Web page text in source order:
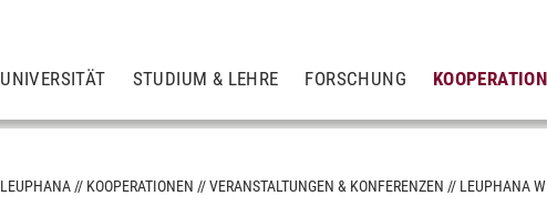
UNIVERSITÄT STUDIUM & LEHRE FORSCHUNG
LEUPHANA KOOPERATIONEN VERANSTALTUNGEN & KONFERENZEN
LEUPHANA